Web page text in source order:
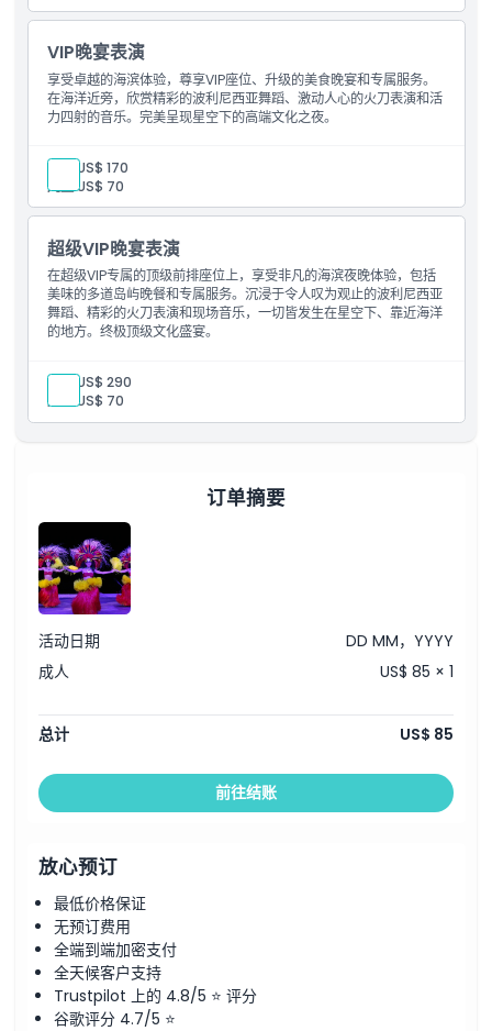
VIP晚宴表演
享受卓越的海滨体验，尊享VIP座位、升级的美食晚宴和专属服务。
在海洋近旁，欣赏精彩的波利尼西亚舞蹈、激动人心的火刀表演和活
力四射的音乐。完美呈现星空下的高端文化之夜。
成人: US$ 170
儿童:US$ 70
超级VIP晚宴表演
在超级VIP专属的顶级前排座位上，享受非凡的海滨夜晚体验，包括
美味的多道岛屿晚餐和专属服务。沉浸于令人叹为观止的波利尼西亚
舞蹈、精彩的火刀表演和现场音乐，一切皆发生在星空下、靠近海洋
的地方。终极顶级文化盛宴。
成人: US$ 290
儿童: US$ 70
订单摘要
活动日期
DD MM，YYYY
成人
US$ 85 × 1
总计 US$ 85
前往结账
放心预订
最低价格保证
无预订费用
全端到端加密支付
全天候客户支持
Trustpilot 上的 4.8/5 ⭐ 评分
谷歌评分 4.7/5 ⭐